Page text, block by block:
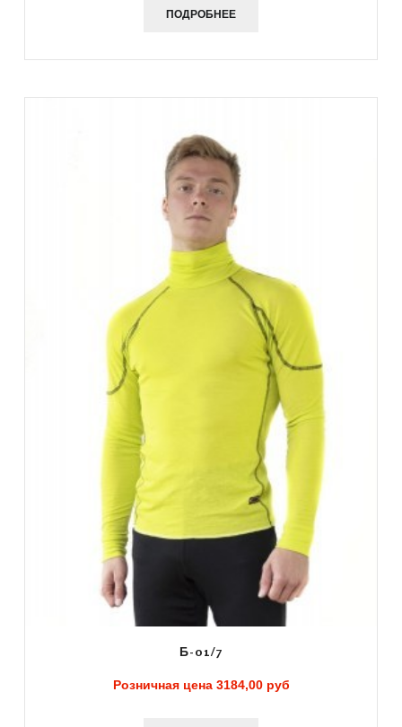
ПОДРОБНЕЕ
Б-01/7
Розничная цена 3184,00 руб